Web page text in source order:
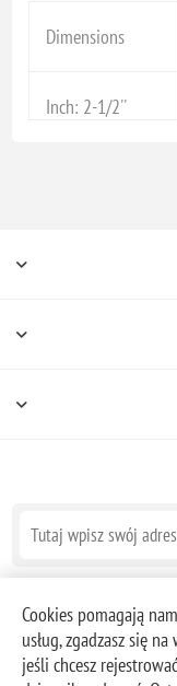
Dimensions
Inch: 2-1/2''
Cookies pomagają
usług, zgadzasz się
jeśli chcesz